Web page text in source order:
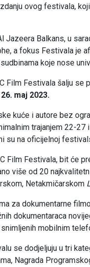
ovog festivala,
Balkans, u
a fokus Festivala je
koje nose
Film Festivala šalju se
maj 2023.
kuće i autore bez
trajanjem 22-
su na oficijelnoj
Film Festivala, bit će
više od 20
Netakmičarskom
za dokumentarne
dokumentaraca
mobilnim
se dodjeljuju u tri
Nagrada